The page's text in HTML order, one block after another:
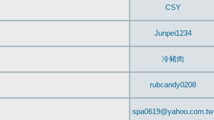
CSY
Junpei1234
冷豬肉
rubcandy0208
spa0619@yahoo.com.tw